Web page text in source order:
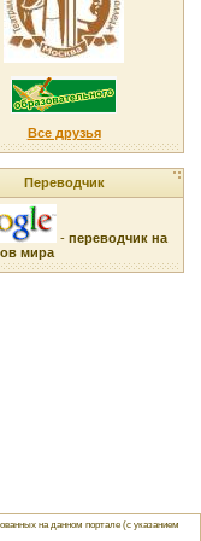
Все друзья
Переводчик
- переводчик на
мира
на данном портале (с указанием